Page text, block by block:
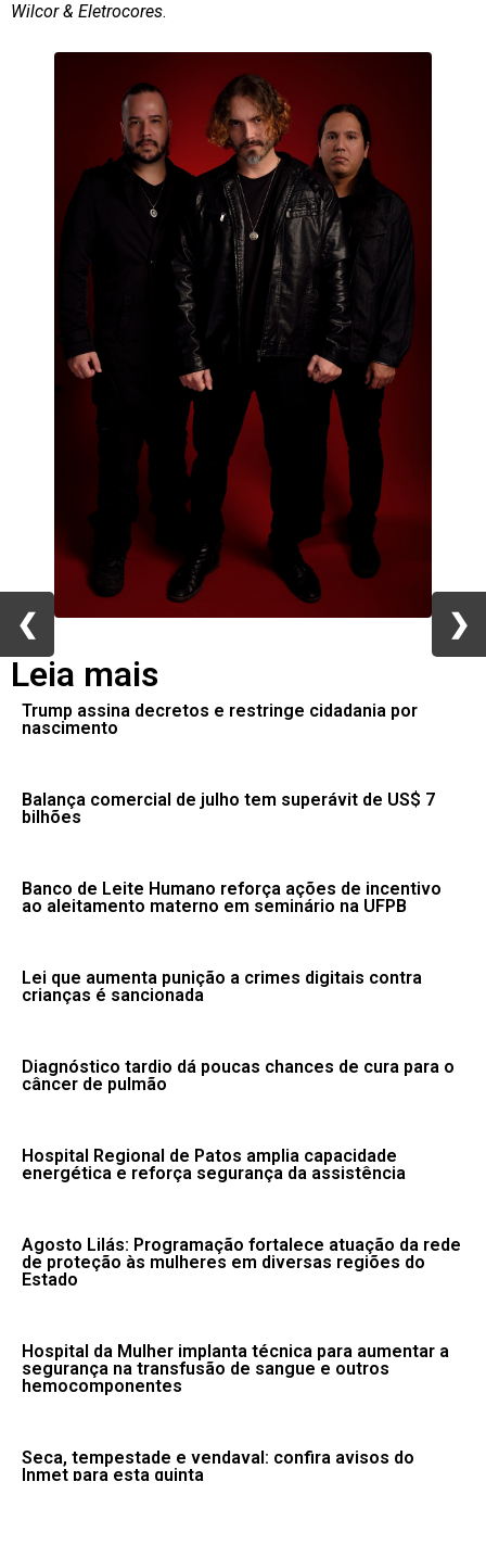
Wilcor & Eletrocores.
Leia mais
Trump assina decretos e restringe cidadania por
nascimento
Balança comercial de julho tem superávit de US$ 7
bilhões
Banco de Leite Humano reforça ações de incentivo
ao aleitamento materno em seminário na UFPB
Lei que aumenta punição a crimes digitais contra
crianças é sancionada
Diagnóstico tardio dá poucas chances de cura para o
câncer de pulmão
Hospital Regional de Patos amplia capacidade
energética e reforça segurança da assistência
Agosto Lilás: Programação fortalece atuação da rede
de proteção às mulheres em diversas regiões do
Estado
Hospital da Mulher implanta técnica para aumentar a
segurança na transfusão de sangue e outros
hemocomponentes
Seca, tempestade e vendaval: confira avisos do
Inmet para esta quinta
❮ ❯
❮ ❯